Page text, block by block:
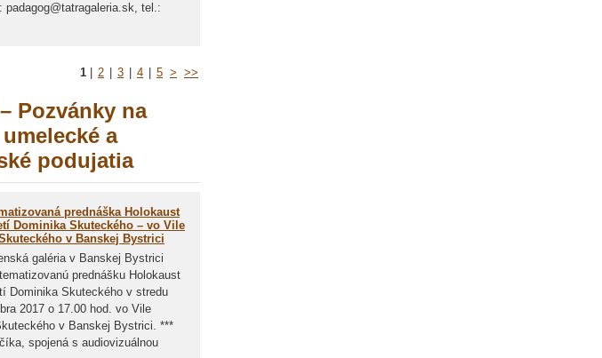
padagog@tatragaleria.sk, tel.:
1 2 3 4 5 > >>
Pozvánky na
a
podujatia
prednáška Holokaust
Dominika Skuteckého – vo Vile
v Banskej Bystrici
galéria v Banskej Bystrici
prednášku Holokaust
Dominika Skuteckého v stredu
2017 o 17.00 hod. vo Vile
v Banskej Bystrici. ***
spojená s audiovizuálnou